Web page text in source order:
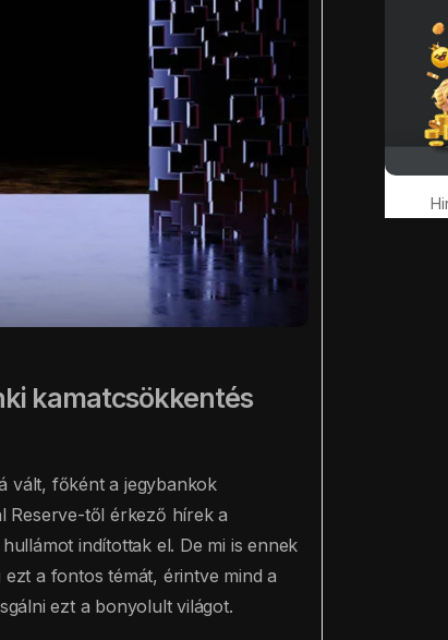
kamatcsökkentés
vált, főként a jegybankok
Reserve-től érkező hírek a
indítottak el. De mi is ennek
a fontos témát, érintve mind a
ezt a bonyolult világot.